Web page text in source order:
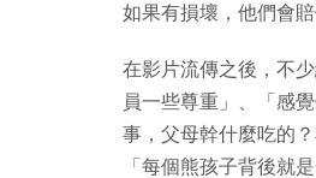
如果有損壞，他們會
在影片流傳之後，不
員一些尊重」、「感
事，父母幹什麼吃的
「每個熊孩子背後就